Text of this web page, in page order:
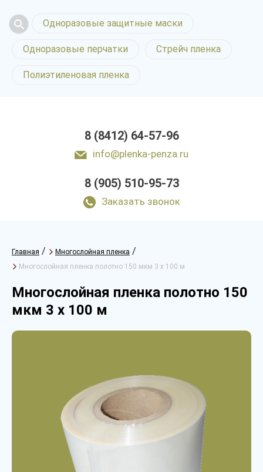
Одноразовые защитные маски
Одноразовые перчатки Стрейч пленка
Полиэтиленовая пленка
8 (8412) 64-57-96
info@plenka-penza.ru
8 (905) 510-95-73
Заказать звонок
Главная / Многослойная пленка /
Многослойная пленка полотно 150 мкм 3 х 100 м
Многослойная пленка полотно 150
мкм 3 х 100 м